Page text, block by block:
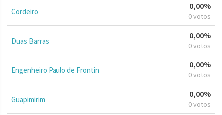
Cordeiro
0,00%
0 votos
Duas Barras
0,00%
0 votos
Engenheiro Paulo de Frontin
0,00%
0 votos
Guapimirim
0,00%
0 votos